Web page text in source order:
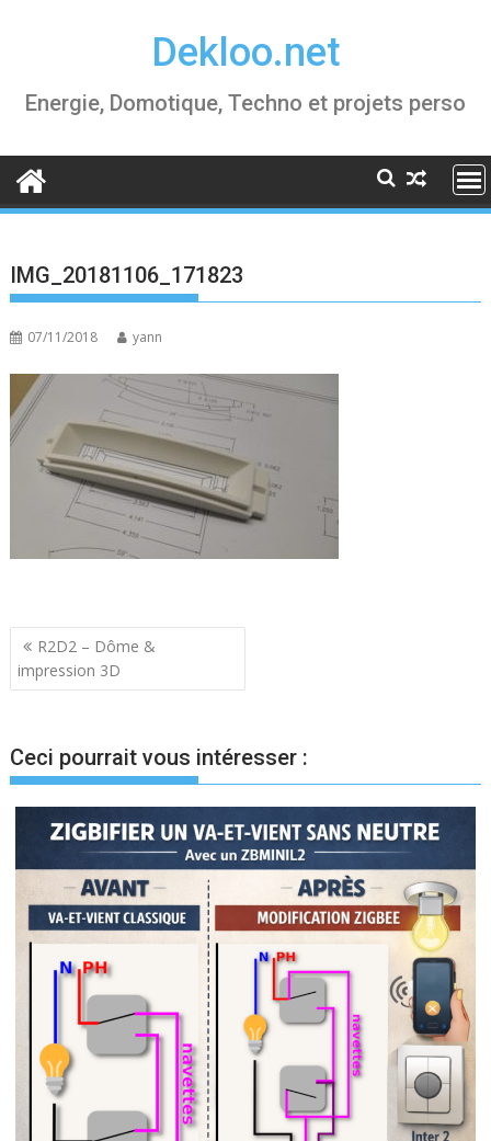
Dekloo.net
Energie, Domotique, Techno et projets perso
IMG_20181106_171823
07/11/2018 yann
Navigation
de
R2D2 – Dôme &
impression 3D
Ceci pourrait vous intéresser :